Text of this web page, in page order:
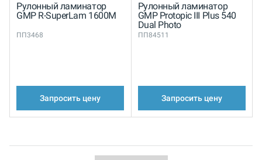
Рулонный ламинатор
GMP R-SuperLam 1600M
ПП3468
Запросить цену
Рулонный ламинатор
GMP Protopic III Plus 540
Dual Photo
ПП84511
Запросить цену